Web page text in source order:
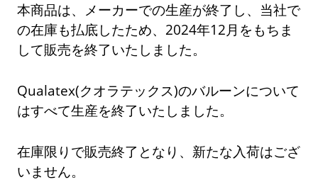
本商品は、メーカーでの生産が終了し、当社で
の在庫も払底したため、2024年12月をもちま
して販売を終了いたしました。
Qualatex(クオラテックス)のバルーンについて
はすべて生産を終了いたしました。
在庫限りで販売終了となり、新たな入荷はござ
いません。